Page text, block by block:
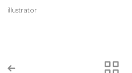
illustrator